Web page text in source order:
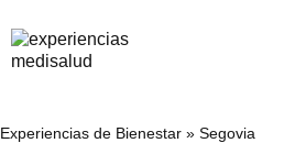
Experiencias de Bienestar » Segovia